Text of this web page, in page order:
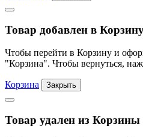
Товар добавлен в
Чтобы перейти в Корзину и
"Корзина". Чтобы вернуться,
Корзина Закрыть
Товар удален из Корзины